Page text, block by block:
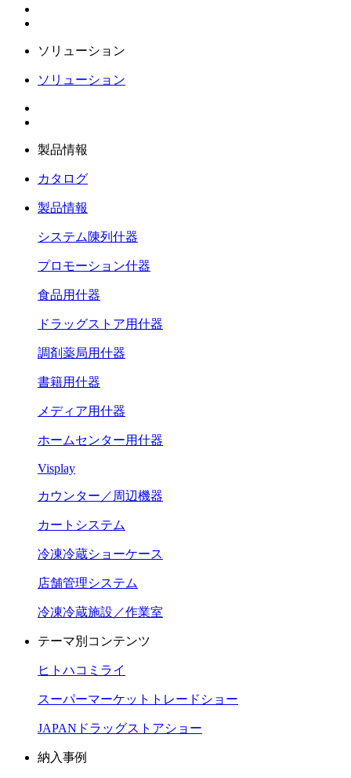
ソリューション
ソリューション
製品情報
カタログ
製品情報
システム陳列什器
プロモーション什器
食品用什器
ドラッグストア用什器
調剤薬局用什器
書籍用什器
メディア用什器
ホームセンター用什器
Visplay
カウンター／周辺機器
カートシステム
冷凍冷蔵ショーケース
店舗管理システム
冷凍冷蔵施設／作業室
テーマ別コンテンツ
ヒトハコミライ
スーパーマーケットトレードショー
JAPANドラッグストアショー
納入事例